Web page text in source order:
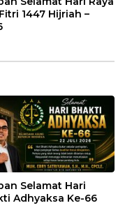
1447 Hijriah –
Selamat Hari
Adhyaksa Ke-66